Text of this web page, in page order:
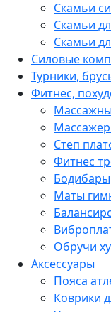
Скамьи
Скамьи
Скамьи
Силовые
Турники,
Фитнес,
Степ
Фитнес
Бодибары
Маты
Обручи
Аксессуары
Пояса
Коврики